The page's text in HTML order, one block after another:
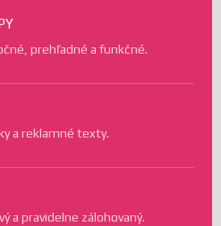
prehľadné a funkčné.
a reklamné texty.
a pravidelne zálohovaný.